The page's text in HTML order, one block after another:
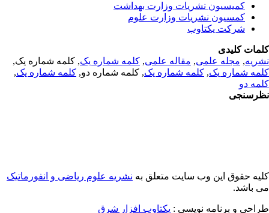
کمیسیون نشریات وزارت بهداشت
کمسیون نشریات وزارت علوم
شرکت یکتاوب
کلیدی
,مجله علمی, مقاله علمی, کلمه شماره یک, کلمه شماره یک,
شماره یک,کلمه شماره یک, کلمه شماره دو,کلمه شماره یک,
دو
حقوق این وب سایت متعلق بهنشریه علوم ریاضی و انفورماتیک
باشد.
و برنامه نویسی : یکتاوب افزار شرق